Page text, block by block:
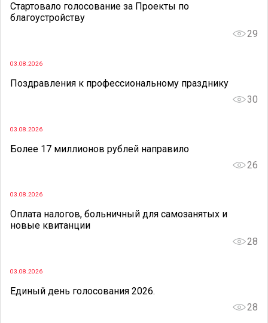
Стартовало голосование за Проекты по
благоустройству
29
03.08.2026
Поздравления к профессиональному празднику
30
03.08.2026
Более 17 миллионов рублей направило
26
03.08.2026
Оплата налогов, больничный для самозанятых и
новые квитанции
28
03.08.2026
Единый день голосования 2026.
28